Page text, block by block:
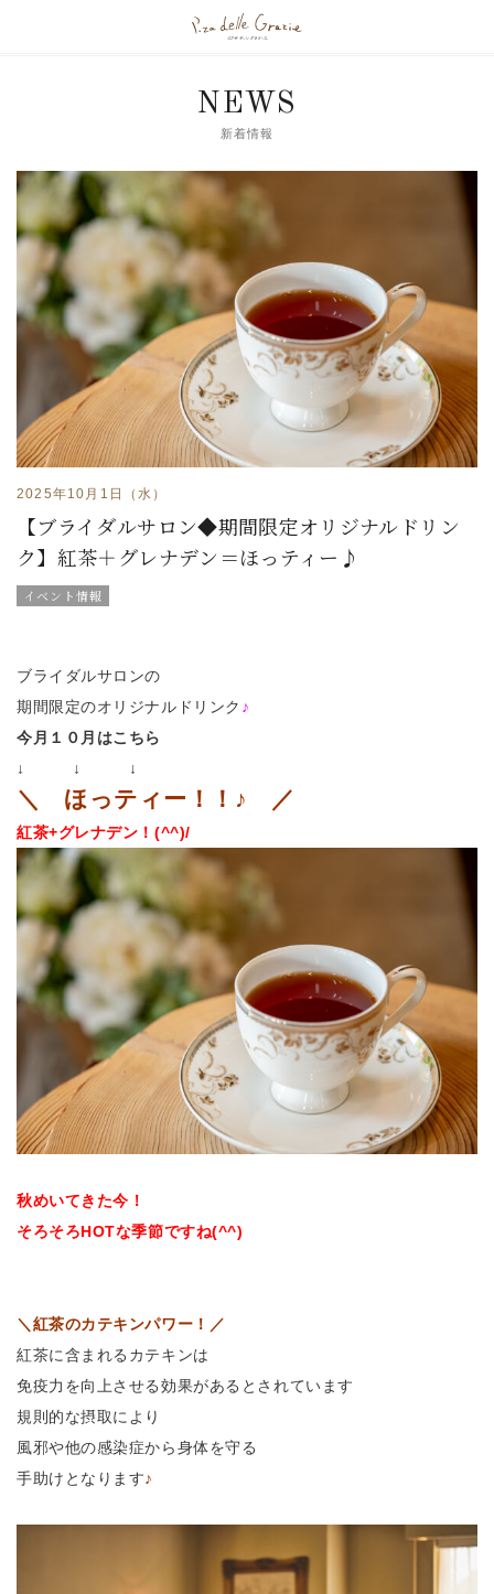
NEWS
新着情報
2025年10月1日（水）
【ブライダルサロン◆期間限定オリジナルドリン
ク】紅茶＋グレナデン＝ほっティー♪
イベント情報
ブライダルサロンの
期間限定のオリジナルドリンク ♪
今月１０月はこちら
↓ ↓ ↓
＼ ほっティー！！♪ ／
紅茶+グレナデン！(^^)/
秋めいてきた今 ！
そろそろHOTな季節ですね(^^)
＼紅茶のカテキンパワー！／
紅茶に含まれるカテキンは
免疫力を向上させる効果があるとされています
規則的な摂取により
風邪や他の感染症から身体を守る
手助けとなります♪